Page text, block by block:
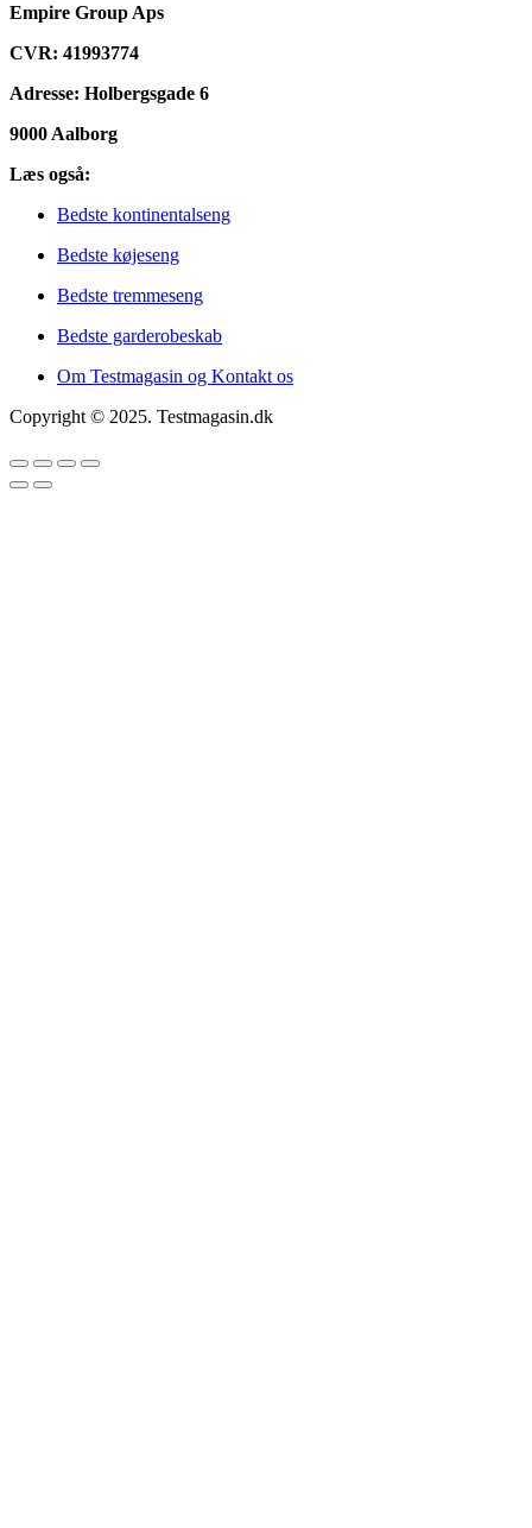
Empire Group Aps
CVR: 41993774
Adresse: Holbergsgade 6
9000 Aalborg
Læs også:
Bedste kontinentalseng
Bedste køjeseng
Bedste tremmeseng
Bedste garderobeskab
Om Testmagasin og Kontakt os
Copyright © 2025. Testmagasin.dk